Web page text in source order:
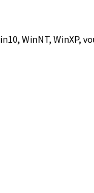
WinNT, WinXP,